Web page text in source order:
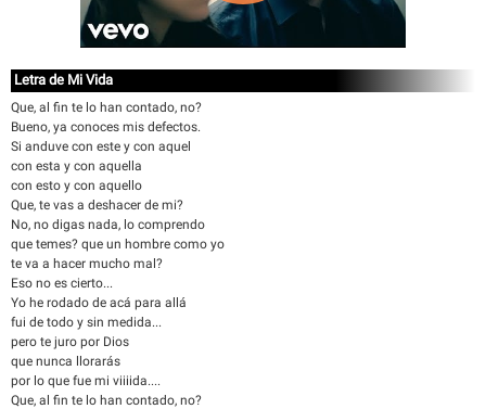
Letra de Mi Vida
Que, al fin te lo han contado, no?
Bueno, ya conoces mis defectos.
Si anduve con este y con aquel
con esta y con aquella
con esto y con aquello
Que, te vas a deshacer de mi?
No, no digas nada, lo comprendo
que temes? que un hombre como yo
te va a hacer mucho mal?
Eso no es cierto...
Yo he rodado de acá para allá
fui de todo y sin medida...
pero te juro por Dios
que nunca llorarás
por lo que fue mi viiiida....
Que, al fin te lo han contado, no?